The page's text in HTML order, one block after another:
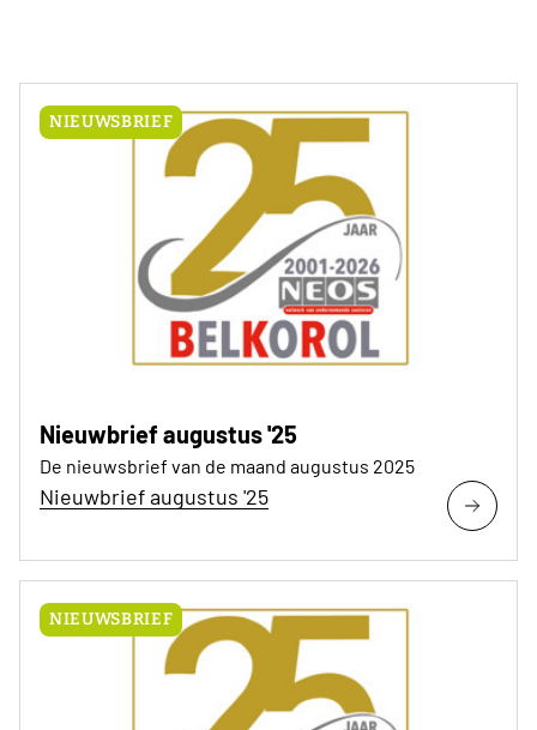
NIEUWSBRIEF
Nieuwbrief augustus '25
De nieuwsbrief van de maand augustus 2025
Nieuwbrief augustus '25
NIEUWSBRIEF